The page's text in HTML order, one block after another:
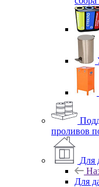
проливов
Для
Для